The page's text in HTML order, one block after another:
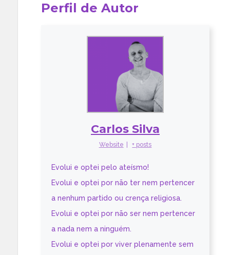
Perfil de Autor
Carlos Silva
Website + posts
Evolui e optei pelo ateísmo!
Evolui e optei por não ter nem pertencer
a nenhum partido ou crença religiosa.
Evolui e optei por não ser nem pertencer
a nada nem a ninguém.
Evolui e optei por viver plenamente sem